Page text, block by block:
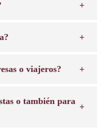
o viajeros?
o también para